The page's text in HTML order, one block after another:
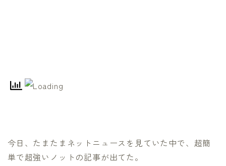
今日、たまたまネットニュースを見ていた中で、超簡
単で超強いノットの記事が出てた。